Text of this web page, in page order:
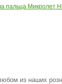
пальца Микролет
из наших